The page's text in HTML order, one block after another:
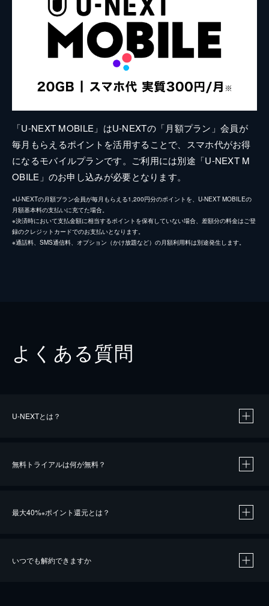
「U-NEXT MOBILE」はU-NEXTの「月額プラン」会員が
毎月もらえるポイントを活用することで、スマホ代がお得
になるモバイルプランです。ご利用には別途「U-NEXT M
OBILE」のお申し込みが必要となります。
※U-NEXTの月額プラン会員が毎月もらえる1,200円分のポイントを、U-NEXT MOBILEの
月額基本料の支払いに充てた場合。
※決済時において支払金額に相当するポイントを保有していない場合、差額分の料金はご登
録のクレジットカードでのお支払いとなります。
※通話料、SMS通信料、オプション（かけ放題など）の月額利用料は別途発生します。
よくある質問
U-NEXTとは？
無料トライアルは何が無料？
最大40%※ポイント還元とは？
いつでも解約できますか